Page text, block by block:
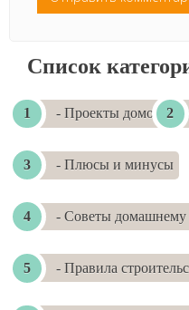
Список
- Проекты домов
- Плюсы и минусы
- Советы домашнему
- Правила